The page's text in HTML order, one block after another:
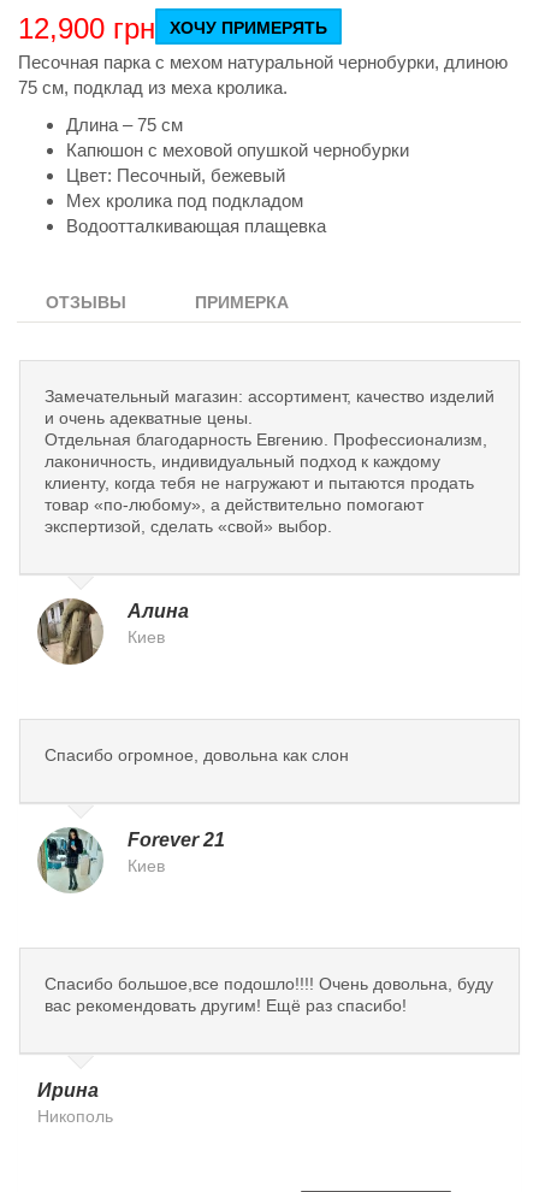
12,900 грн ХОЧУ ПРИМЕРЯТЬ
Песочная парка с мехом натуральной чернобурки, длиною
75 см, подклад из меха кролика.
Длина – 75 см
Капюшон с меховой опушкой чернобурки
Цвет: Песочный, бежевый
Мех кролика под подкладом
Водоотталкивающая плащевка
ОТЗЫВЫ ПРИМЕРКА
Замечательный магазин: ассортимент, качество изделий
и очень адекватные цены.
Отдельная благодарность Евгению. Профессионализм,
лаконичность, индивидуальный подход к каждому
клиенту, когда тебя не нагружают и пытаются продать
товар «по-любому», а действительно помогают
экспертизой, сделать «свой» выбор.
Алина
Киев
Спасибо огромное, довольна как слон
Forever 21
Киев
Спасибо большое,все подошло!!!! Очень довольна, буду
вас рекомендовать другим! Ещё раз спасибо!
Ирина
Никополь